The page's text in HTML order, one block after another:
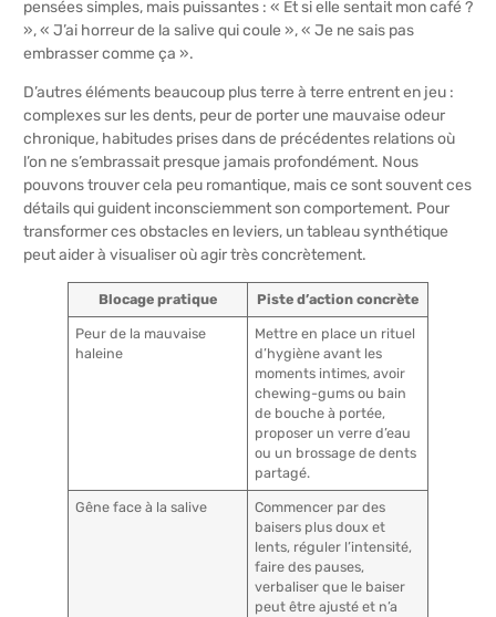
pensées simples, mais puissantes : « Et si elle sentait mon café ?
», « J’ai horreur de la salive qui coule », « Je ne sais pas
embrasser comme ça ».
D’autres éléments beaucoup plus terre à terre entrent en jeu :
complexes sur les dents, peur de porter une mauvaise odeur
chronique, habitudes prises dans de précédentes relations où
l’on ne s’embrassait presque jamais profondément. Nous
pouvons trouver cela peu romantique, mais ce sont souvent ces
détails qui guident inconsciemment son comportement. Pour
transformer ces obstacles en leviers, un tableau synthétique
peut aider à visualiser où agir très concrètement.
Blocage pratique Piste d’action concrète
Peur de la mauvaise
haleine
Mettre en place un rituel
d’hygiène avant les
moments intimes, avoir
chewing-gums ou bain
de bouche à portée,
proposer un verre d’eau
ou un brossage de dents
partagé.
Gêne face à la salive
Commencer par des
baisers plus doux et
lents, réguler l’intensité,
faire des pauses,
verbaliser que le baiser
peut être ajusté et n’a